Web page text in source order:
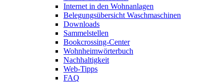
Internet in den Wohnanlagen
Belegungsübersicht Waschmaschinen
Downloads
Sammelstellen
Bookcrossing-Center
Wohnheimwörterbuch
Nachhaltigkeit
Web-Tipps
FAQ